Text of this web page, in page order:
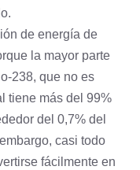
de energía de
la mayor parte
238, que no es
tiene más del 99%
del 0,7% del
casi todo
fácilmente en